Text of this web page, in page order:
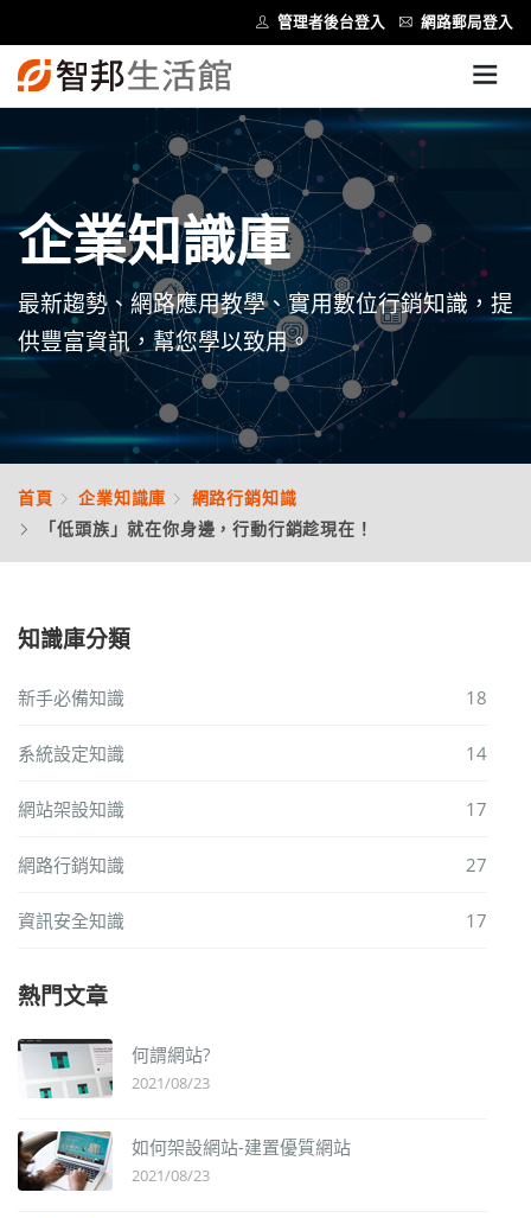
管理者後台登入 網路郵局登入
企業知識庫
最新趨勢、網路應用教學、實用數位行銷知識，提
供豐富資訊，幫您學以致用。
首頁 企業知識庫
網路行銷知識
「低頭族」就在你身邊，行動行銷趁現在！
知識庫分類
新手必備知識 18
系統設定知識 14
網站架設知識 17
網路行銷知識 27
資訊安全知識 17
熱門文章
何謂網站?
2021/08/23
如何架設網站-建置優質網站
2021/08/23